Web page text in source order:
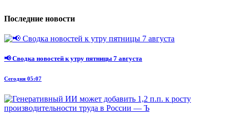
Последние новости
📢 Сводка новостей к утру пятницы 7 августа
Сегодня 05:07